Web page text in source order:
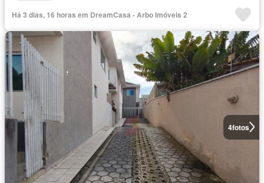
Há 3 dias, 16 horas em DreamCasa - Arbo Imóveis 2
4fotos